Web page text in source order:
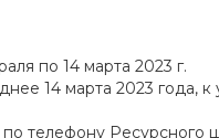
по 14 марта 2023 г.
14 марта 2023 года, к
телефону Ресурсного